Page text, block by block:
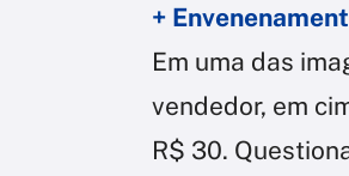
+
Em uma das
vendedor, em
R$ 30.